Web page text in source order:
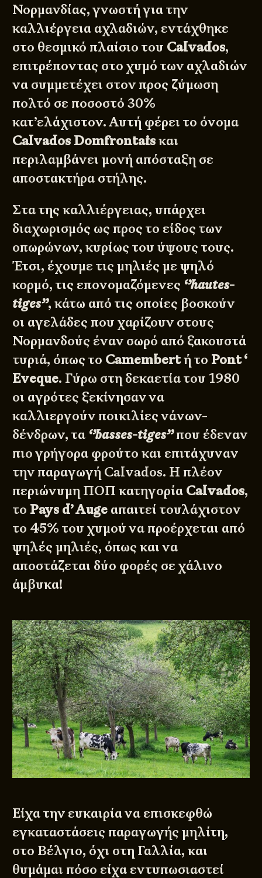
Νορμανδίας, γνωστή για την
καλλιέργεια αχλαδιών, εντάχθηκε
στο θεσμικό πλαίσιο του Calvados,
επιτρέποντας στο χυμό των αχλαδιών
να συμμετέχει στον προς ζύμωση
πολτό σε ποσοστό 30%
κατ’ελάχιστον. Αυτή φέρει το όνομα
Calvados Domfrontaisκαι
περιλαμβάνει μονή απόσταξη σε
αποστακτήρα στήλης.
Στα της καλλιέργειας, υπάρχει
διαχωρισμός ως προς το είδος των
οπωρώνων, κυρίως του ύψους τους.
Έτσι, έχουμε τις μηλιές με ψηλό
κορμό, τις επονομαζόμενες ‘’hautes-
tiges’’, κάτω από τις οποίες βοσκούν
οι αγελάδες που χαρίζουν στους
Νορμανδούς έναν σωρό από ξακουστά
τυριά, όπως το Camembertή το Pont ‘
Eveque. Γύρω στη δεκαετία του 1980
οι αγρότες ξεκίνησαν να
καλλιεργούν ποικιλίες νάνων-
δένδρων, τα ‘’basses-tiges’’που έδεναν
πιο γρήγορα φρούτο και επιτάχυναν
την παραγωγή Calvados. Η πλέον
περιώνυμη ΠΟΠ κατηγορία Calvados,
το Pays d’ Auge απαιτεί τουλάχιστον
το 45% του χυμού να προέρχεται από
ψηλές μηλιές, όπως και να
αποστάζεται δύο φορές σε χάλινο
άμβυκα!
Είχα την ευκαιρία να επισκεφθώ
εγκαταστάσεις παραγωγής μηλίτη,
στο Βέλγιο, όχι στη Γαλλία, και
θυμάμαι πόσο είχα εντυπωσιαστεί